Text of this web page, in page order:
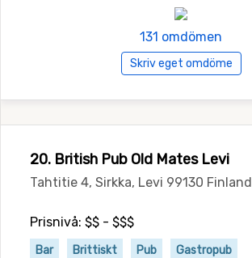
131 omdömen
Skriv eget omdöme
20. British Pub Old Mates Levi
Tahtitie 4, Sirkka, Levi 99130 Finland
Prisnivå: $$ - $$$
Bar Brittiskt Pub Gastropub